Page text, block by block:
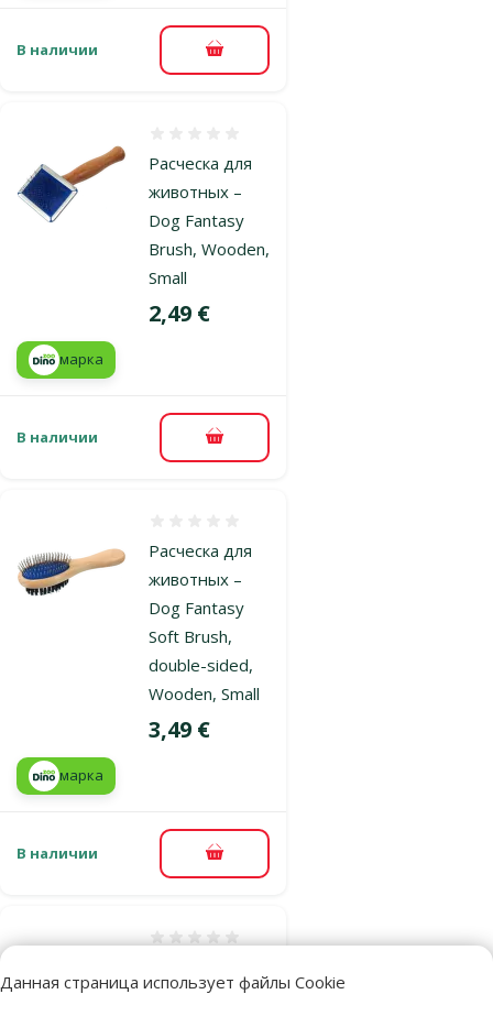
Данная страница использует файлы Cookie
В наличии В корзину
Расческа для
животных –
Dog Fantasy
Brush, Wooden,
Small
Цена
2,49 €
марка
В наличии В корзину
Расческа для
животных –
Dog Fantasy
Soft Brush,
double-sided,
Wooden, Small
Цена
3,49 €
марка
В наличии В корзину
животных –
Оценка 0%